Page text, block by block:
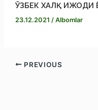
ЎЗБЕК ХАЛҚ ИЖОДИ
23.12.2021 / Albomlar
PREVIOUS